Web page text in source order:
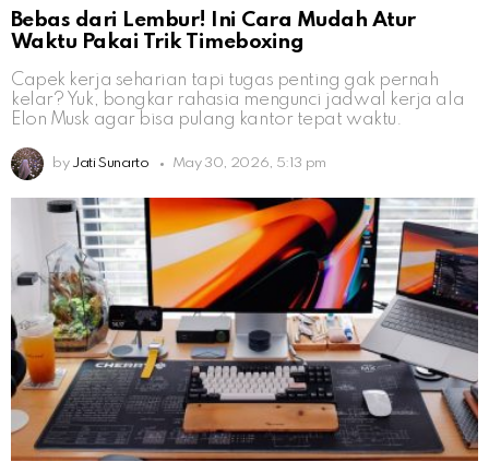
Bebas dari Lembur! Ini Cara Mudah Atur
Waktu Pakai Trik Timeboxing
Capek kerja seharian tapi tugas penting gak pernah
kelar? Yuk, bongkar rahasia mengunci jadwal kerja ala
Elon Musk agar bisa pulang kantor tepat waktu.
by Jati Sunarto May 30, 2026, 5:13 pm